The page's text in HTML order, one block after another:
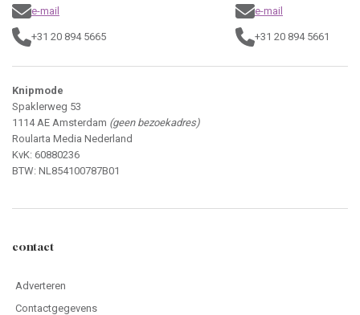
e-mail
+31 20 894 5665
e-mail
+31 20 894 5661
Knipmode
Spaklerweg 53
1114 AE Amsterdam (geen bezoekadres)
Roularta Media Nederland
KvK: 60880236
BTW: NL854100787B01
contact
Adverteren
Contactgegevens